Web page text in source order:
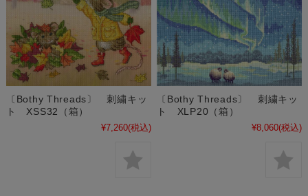
〔Bothy Threads〕 刺繍キッ
ト XSS32（箱）
¥7,260(税込)
〔Bothy Threads〕 刺繍キッ
ト XLP20（箱）
¥8,060(税込)